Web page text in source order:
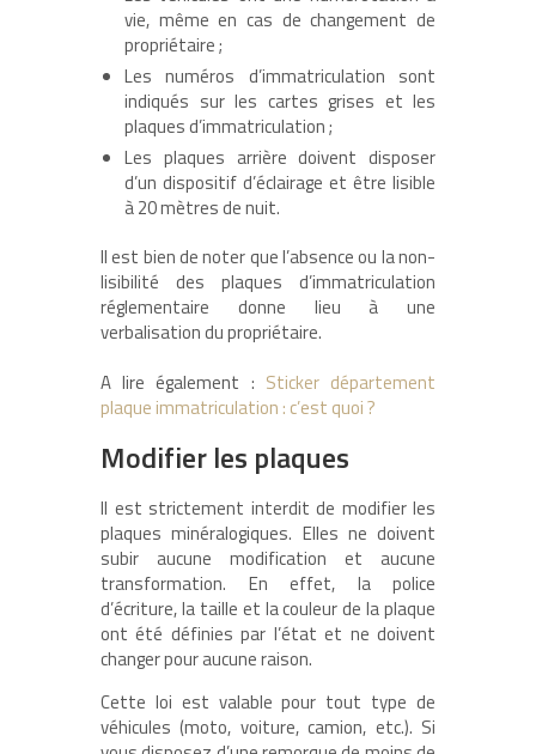
vie, même en cas de changement de
propriétaire ;
Les numéros d’immatriculation sont
indiqués sur les cartes grises et les
plaques d’immatriculation ;
Les plaques arrière doivent disposer
d’un dispositif d’éclairage et être lisible
à 20 mètres de nuit.
Il est bien de noter que l’absence ou la non-
lisibilité des plaques d’immatriculation
réglementaire donne lieu à une
verbalisation du propriétaire.
A lire également : Sticker département
plaque immatriculation : c’est quoi ?
Modifier les plaques
Il est strictement interdit de modifier les
plaques minéralogiques. Elles ne doivent
subir aucune modification et aucune
transformation. En effet, la police
d’écriture, la taille et la couleur de la plaque
ont été définies par l’état et ne doivent
changer pour aucune raison.
Cette loi est valable pour tout type de
véhicules (moto, voiture, camion, etc.). Si